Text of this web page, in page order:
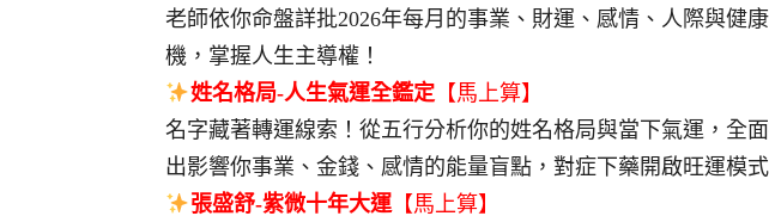
老師依你命盤詳批2026年每月的事業、財運、感情、人際與健
機，掌握人生主導權！
姓名格局-人生氣運全鑑定【馬上算】
名字藏著轉運線索！從五行分析你的姓名格局與當下氣運，全
出影響你事業、金錢、感情的能量盲點，對症下藥開啟旺運模式
張盛舒-紫微十年大運【馬上算】